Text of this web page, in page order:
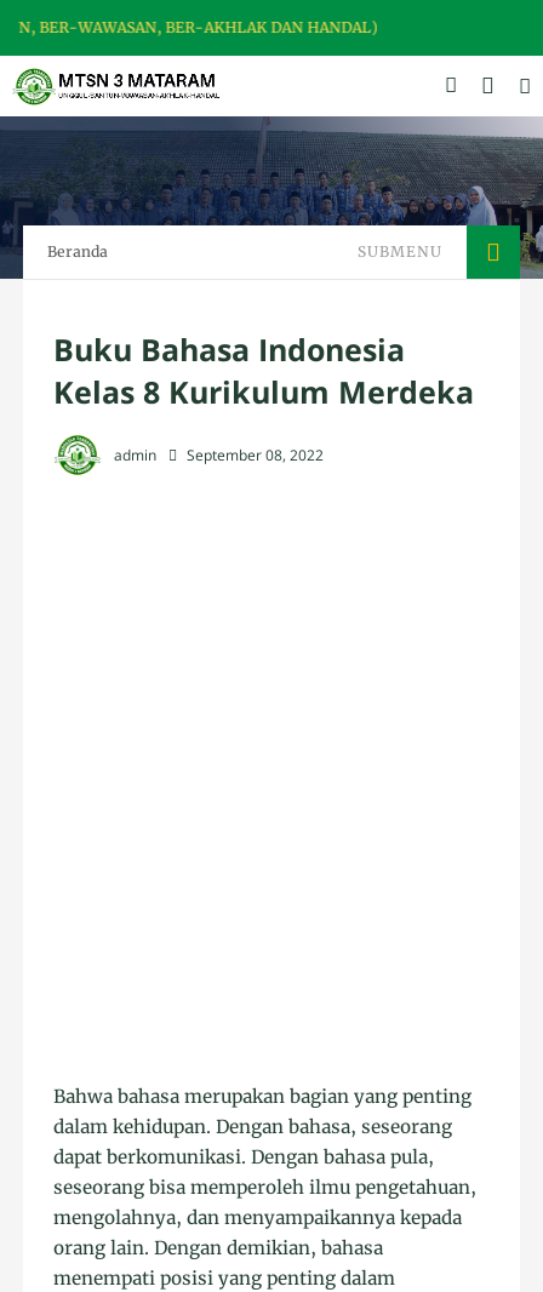
BER-WAWASAN, BER-AKHLAK DAN HANDAL)
Beranda SUBMENU
Buku Bahasa Indonesia
Kelas 8 Kurikulum Merdeka
admin September 08, 2022
Bahwa bahasa merupakan bagian yang penting
dalam kehidupan. Dengan bahasa, seseorang
dapat berkomunikasi. Dengan bahasa pula,
seseorang bisa memperoleh ilmu pengetahuan,
mengolahnya, dan menyampaikannya kepada
orang lain. Dengan demikian, bahasa
menempati posisi yang penting dalam